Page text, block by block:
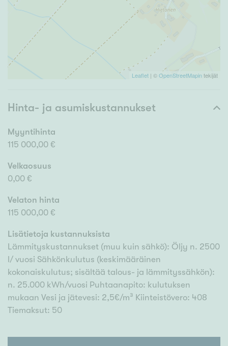
Leaflet | ©OpenStreetMapintekijät
Hinta- ja asumiskustannukset
Myyntihinta
115 000,00 €
Velkaosuus
0,00 €
Velaton hinta
115 000,00 €
Lisätietoja kustannuksista
Lämmityskustannukset (muu kuin sähkö): Öljy n. 2500
l/ vuosi Sähkönkulutus (keskimääräinen
kokonaiskulutus; sisältää talous- ja lämmityssähkön):
n. 25.000 kWh/vuosi Puhtaanapito: kulutuksen
mukaan Vesi ja jätevesi: 2,5€/m³ Kiinteistövero: 408
Tiemaksut: 50